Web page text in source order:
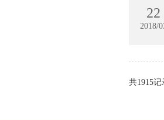
22
2018/
共1915记